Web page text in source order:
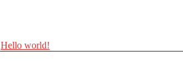
Hello world!